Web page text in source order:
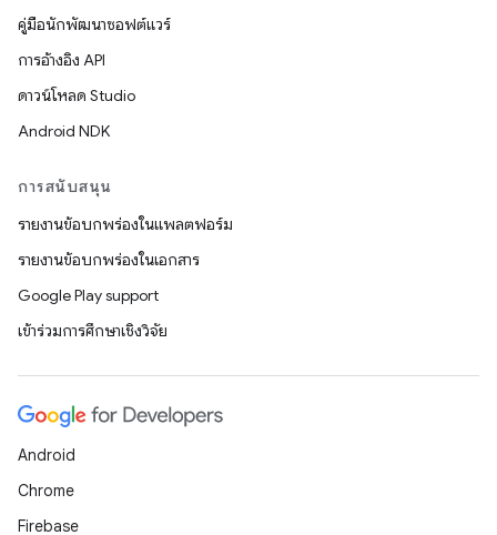
คู่มือนักพัฒนาซอฟต์แวร์
การอ้างอิง API
ดาวน์โหลด Studio
Android NDK
การสนับสนุน
รายงานข้อบกพร่องในแพลตฟอร์ม
รายงานข้อบกพร่องในเอกสาร
Google Play support
เข้าร่วมการศึกษาเชิงวิจัย
Android
Chrome
Firebase